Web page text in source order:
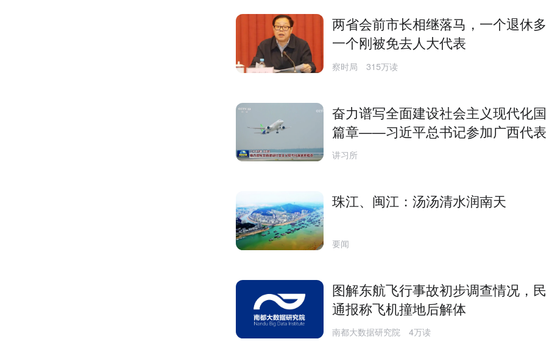
两省会前市长相继落马，一个退休多
一个刚被免去人大代表
察时局 315万读
奋力谱写全面建设社会主义现代化
篇章——习近平总书记参加广西代
论引发热烈反响
讲习所
珠江、闽江：汤汤清水润南天
要闻
图解东航飞行事故初步调查情况，
通报称飞机撞地后解体
南都大数据研究院 4万读